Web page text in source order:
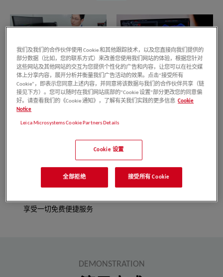
1对1，徕卡应用工程师现场
服
务指导
3个月，超长全年累计使用周期
充分体验各项功能
，客户不用承担样机及徕
享受一切免费便捷服务
定制化，完全根据您的应用需
DEMONSTRATION
我们及我们的合作伙伴使用 Cookie 和其他跟踪技术，以及您直接向我们提供的
部分数据（比如，您的联系方式）来改善您使用我们网站的体验，根据您针对
这些网站及其他网站的交互为您提供个性化的广告和内容，让您可以在社交媒
体上分享内容，展开分析并衡量我们广告活动的效果。点击“接受所有
Cookie”，即表示您同意上述内容，并同意将该数据与我们的合作伙伴共享（链
接见下方）。您可以随时在我们网站底部的“Cookie 设置”部分更改您的同意偏
好。请查看我们的《Cookie 通知》，了解有关我们实践的更多信息 Cookie
Notice
Leica Microsystems Cookie Partners Details
Cookie 设置
全部拒绝 接受所有 Cookie